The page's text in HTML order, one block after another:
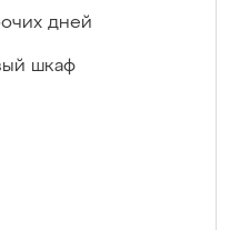
дней
шкаф